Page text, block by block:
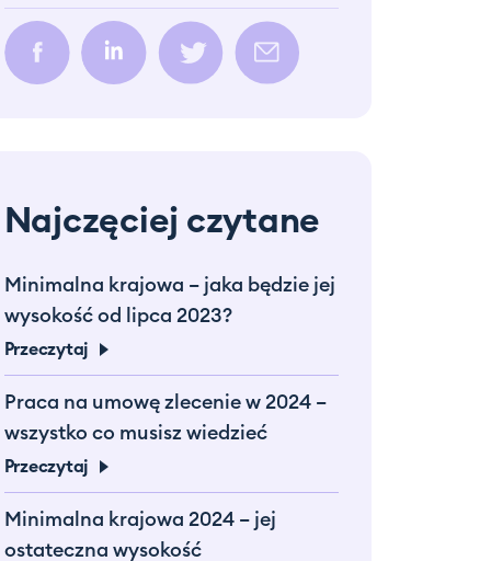
Najczęciej czytane
Minimalna krajowa – jaka będzie jej
wysokość od lipca 2023?
Przeczytaj
Praca na umowę zlecenie w 2024 –
wszystko co musisz wiedzieć
Przeczytaj
Minimalna krajowa 2024 – jej
ostateczna wysokość